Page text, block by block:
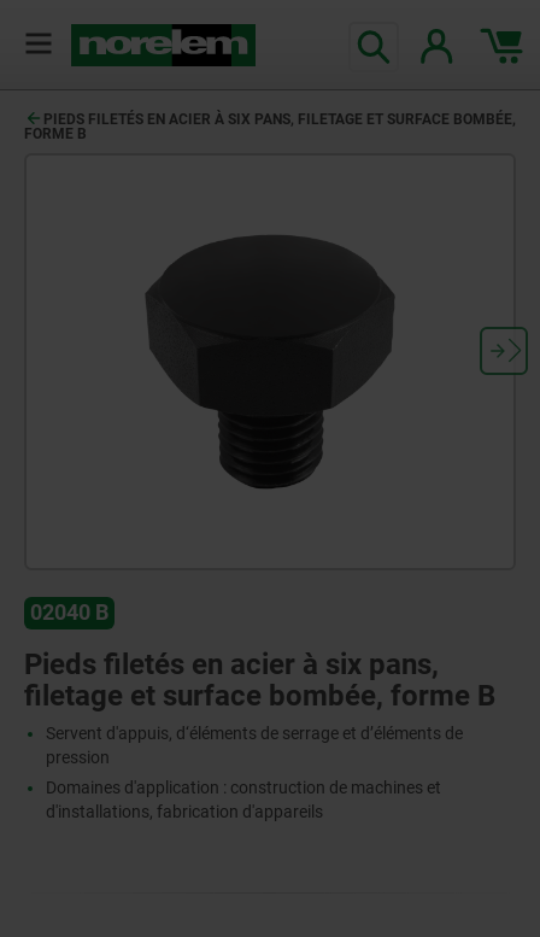
PIEDS FILETÉS EN ACIER À SIX PANS, FILETAGE ET SURFACE BOMBÉE,
FORME B
02040 B
Pieds filetés en acier à six pans,
filetage et surface bombée, forme B
Servent d'appuis, d‘éléments de serrage et d’éléments de
pression
Domaines d'application : construction de machines et
d'installations, fabrication d'appareils